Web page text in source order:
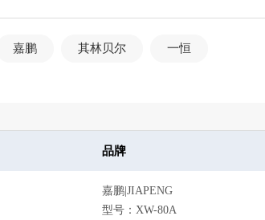
嘉鹏 其林贝尔 一恒
品牌
嘉鹏|JIAPENG
型号：XW-80A